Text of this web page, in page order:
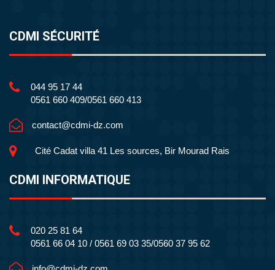
CDMI SÉCURITÉ
044 95 17 44
0561 660 409/0561 660 413
contact@cdmi-dz.com
Cité Cadat villa 41 Les sources, Bir Mourad Rais
CDMI INFORMATIQUE
020 25 81 64
0561 66 04 10 / 0561 69 03 35/0560 37 95 62